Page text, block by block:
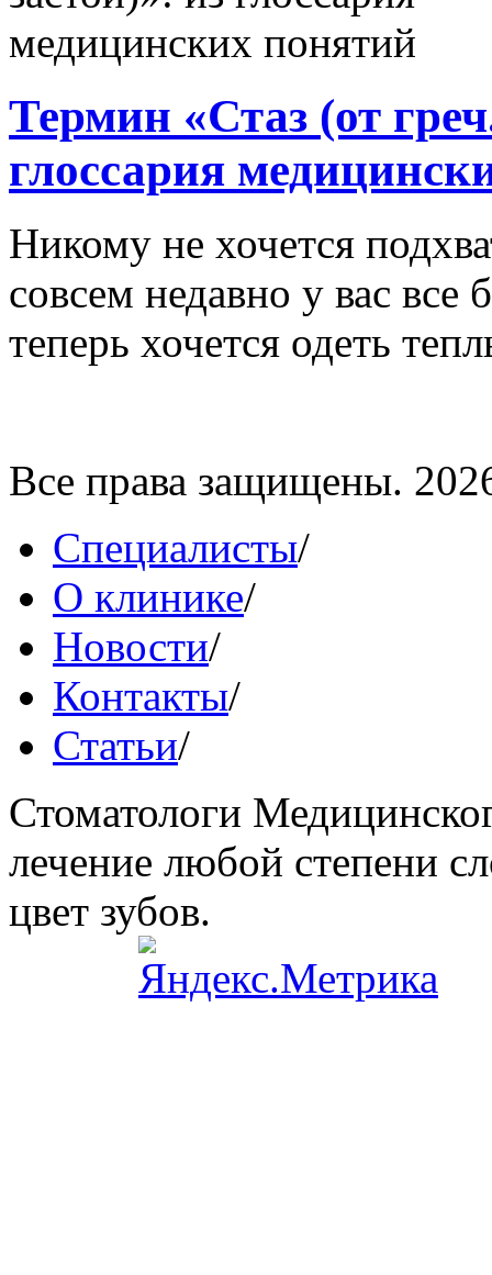
Термин «Стаз (от
глоссария
Никому не хочется
совсем недавно у вас
теперь хочется одеть
Все права защищены.
Специалисты/
О клинике/
Новости/
Контакты/
Статьи/
Стоматологи
лечение любой степени
цвет зубов.